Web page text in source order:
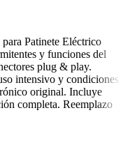
Patinete Eléctrico
y funciones del
plug & play.
intensivo y condiciones
original. Incluye
completa. Reemplazo